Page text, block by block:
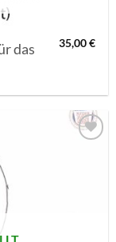
das
35,00€